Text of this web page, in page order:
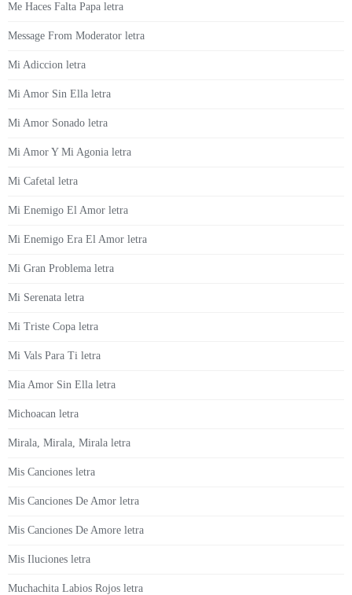
Me Haces Falta Papa letra
Message From Moderator letra
Mi Adiccion letra
Mi Amor Sin Ella letra
Mi Amor Sonado letra
Mi Amor Y Mi Agonia letra
Mi Cafetal letra
Mi Enemigo El Amor letra
Mi Enemigo Era El Amor letra
Mi Gran Problema letra
Mi Serenata letra
Mi Triste Copa letra
Mi Vals Para Ti letra
Mia Amor Sin Ella letra
Michoacan letra
Mirala, Mirala, Mirala letra
Mis Canciones letra
Mis Canciones De Amor letra
Mis Canciones De Amore letra
Mis Iluciones letra
Muchachita Labios Rojos letra